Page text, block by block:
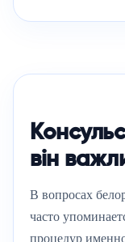
він
В вопросах
часто
процедур